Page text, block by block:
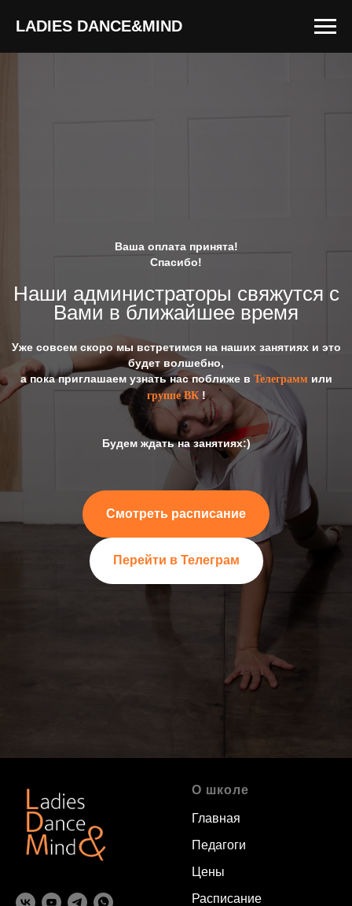
LADIES DANCE&MIND
Ваша оплата принята!
Спасибо!
Наши администраторы свяжутся с
Вами в ближайшее время
Уже совсем скоро мы встретимся на наших занятиях и это
будет волшебно,
а пока приглашаем узнать нас поближе в Телеграмм или
группе ВК!
Будем ждать на занятиях:)
Смотреть расписание
Перейти в Телеграм
О школе
Главная
Педагоги
Цены
Расписание